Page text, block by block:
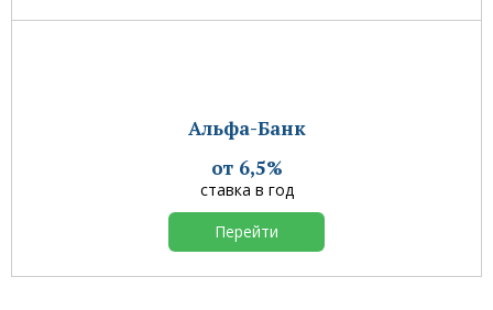
Альфа-Банк
от 6,5%
ставка в год
Перейти